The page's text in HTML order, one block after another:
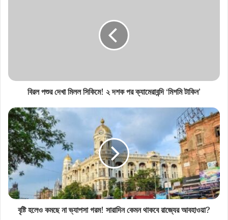
বিরল পশুর দেখা মিলল সিকিমে! ২ দশক পর ক্যামেরাবন্দি ‘মিশমি টাকিন’
বৃষ্টি হলেও কমছে না ভ্যাপসা গরম! সারাদিন কেমন থাকবে রাজ্যের আবহাওয়া?